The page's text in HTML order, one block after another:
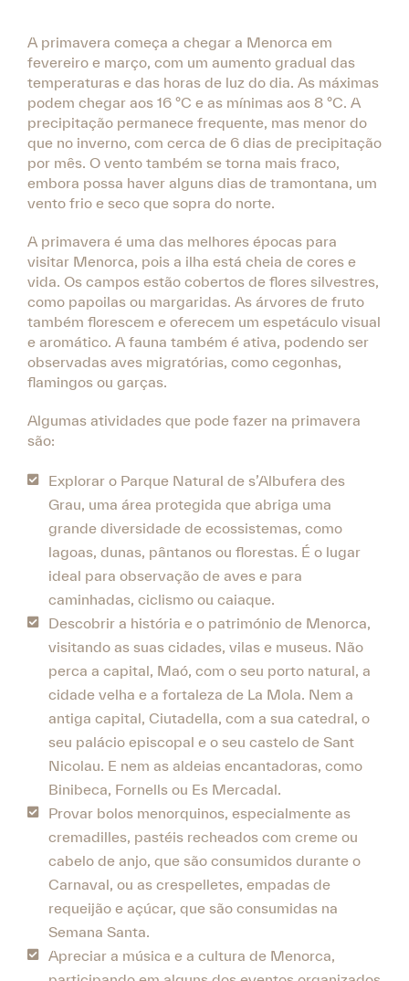
A primavera começa a chegar a Menorca em
fevereiro e março, com um aumento gradual das
temperaturas e das horas de luz do dia. As máximas
podem chegar aos 16 °C e as mínimas aos 8 °C. A
precipitação permanece frequente, mas menor do
que no inverno, com cerca de 6 dias de precipitação
por mês. O vento também se torna mais fraco,
embora possa haver alguns dias de tramontana, um
vento frio e seco que sopra do norte.
A primavera é uma das melhores épocas para
visitar Menorca, pois a ilha está cheia de cores e
vida. Os campos estão cobertos de flores silvestres,
como papoilas ou margaridas. As árvores de fruto
também florescem e oferecem um espetáculo visual
e aromático. A fauna também é ativa, podendo ser
observadas aves migratórias, como cegonhas,
flamingos ou garças.
Algumas atividades que pode fazer na primavera
são:
Explorar o Parque Natural de s’Albufera des
Grau, uma área protegida que abriga uma
grande diversidade de ecossistemas, como
lagoas, dunas, pântanos ou florestas. É o lugar
ideal para observação de aves e para
caminhadas, ciclismo ou caiaque.
Descobrir a história e o património de Menorca,
visitando as suas cidades, vilas e museus. Não
perca a capital, Maó, com o seu porto natural, a
cidade velha e a fortaleza de La Mola. Nem a
antiga capital, Ciutadella, com a sua catedral, o
seu palácio episcopal e o seu castelo de Sant
Nicolau. E nem as aldeias encantadoras, como
Binibeca, Fornells ou Es Mercadal.
Provar bolos menorquinos, especialmente as
cremadilles, pastéis recheados com creme ou
cabelo de anjo, que são consumidos durante o
Carnaval, ou as crespelletes, empadas de
requeijão e açúcar, que são consumidas na
Semana Santa.
Apreciar a música e a cultura de Menorca,